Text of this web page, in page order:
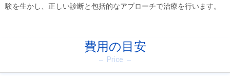
験を生かし、正しい診断と包括的なアプローチで治療を行います。
費用の目安
Price